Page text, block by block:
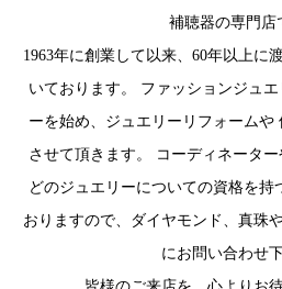
補聴器の専門店
1963年に創業して以来、60年以上に
いております。 ファッションジュ
ーを始め、ジュエリーリフォームや
させて頂きます。 コーディネータ
どのジュエリーについての資格を持
おりますので、ダイヤモンド、真珠
にお問い合わせ下